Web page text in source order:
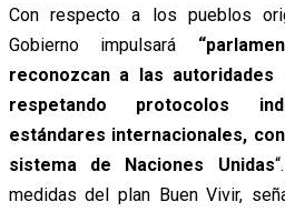
Con respecto a los pueblos
Gobierno impulsará
reconozcan a las
respetando protocolos
estándares internacionales,
sistema de Naciones Unidas
medidas del plan Buen Vivir,